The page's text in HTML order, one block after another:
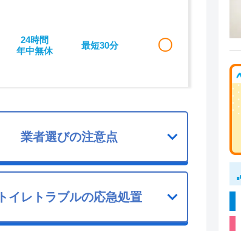
24時間
年中無休
最短30分 〇
4.2
業者選びの注意点
トイレトラブルの応急処置